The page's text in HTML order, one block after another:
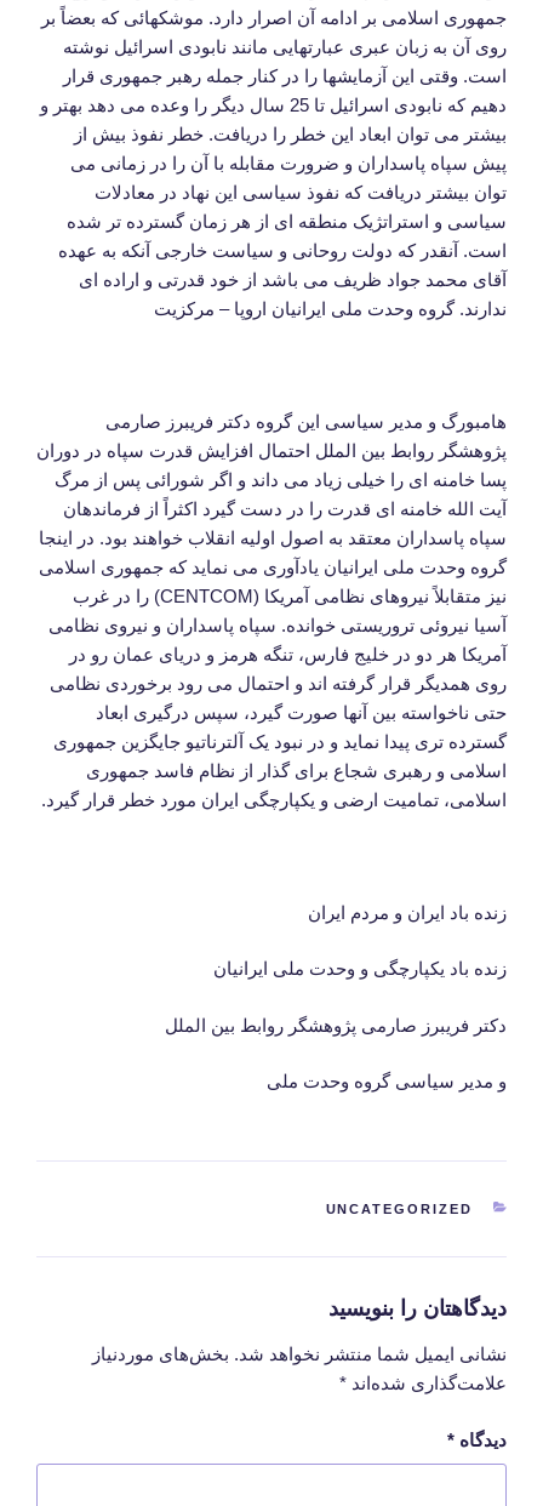
جمهوری اسلامی بر ادامه آن اصرار دارد. موشکهائی که بعضاً بر
روی آن به زبان عبری عبارتهایی مانند نابودی اسرائیل نوشته
است. وقتی این آزمایشها را در کنار جمله رهبر جمهوری قرار
دهیم که نابودی اسرائیل تا 25 سال دیگر را وعده می دهد بهتر و
بیشتر می توان ابعاد این خطر را دریافت. خطر نفوذ بیش از
پیش سپاه پاسداران و ضرورت مقابله با آن را در زمانی می
توان بیشتر دریافت که نفوذ سیاسی این نهاد در معادلات
سیاسی و استراتژیک منطقه ای از هر زمان گسترده تر شده
است. آنقدر که دولت روحانی و سیاست خارجی آنکه به عهده
آقای محمد جواد ظریف می باشد از خود قدرتی و اراده ای
ندارند. گروه وحدت ملی ایرانیان اروپا – مرکزیت
هامبورگ و مدیر سیاسی این گروه دکتر فریبرز صارمی
پژوهشگر روابط بین الملل احتمال افزایش قدرت سپاه در دوران
پسا خامنه ای را خیلی زیاد می داند و اگر شورائی پس از مرگ
آیت الله خامنه ای قدرت را در دست گیرد اکثراً از فرماندهان
سپاه پاسداران معتقد به اصول اولیه انقلاب خواهند بود. در اینجا
گروه وحدت ملی ایرانیان یادآوری می نماید که جمهوری اسلامی
نیز متقابلاً نیروهای نظامی آمریکا (CENTCOM) را در غرب
آسیا نیروئی تروریستی خوانده. سپاه پاسداران و نیروی نظامی
آمریکا هر دو در خلیج فارس، تنگه هرمز و دریای عمان رو در
روی همدیگر قرار گرفته اند و احتمال می رود برخوردی نظامی
حتی ناخواسته بین آنها صورت گیرد، سپس درگیری ابعاد
گسترده تری پیدا نماید و در نبود یک آلترناتیو جایگزین جمهوری
اسلامی و رهبری شجاع برای گذار از نظام فاسد جمهوری
اسلامی، تمامیت ارضی و یکپارچگی ایران مورد خطر قرار گیرد.
زنده باد ایران و مردم ایران
زنده باد یکپارچگی و وحدت ملی ایرانیان
دکتر فریبرز صارمی پژوهشگر روابط بین الملل
و مدیر سیاسی گروه وحدت ملی
دسته‌ها
UNCATEGORIZED
دیدگاهتان را بنویسید
نشانی ایمیل شما منتشر نخواهد شد. بخش‌های موردنیاز
علامت‌گذاری شده‌اند *
دیدگاه *